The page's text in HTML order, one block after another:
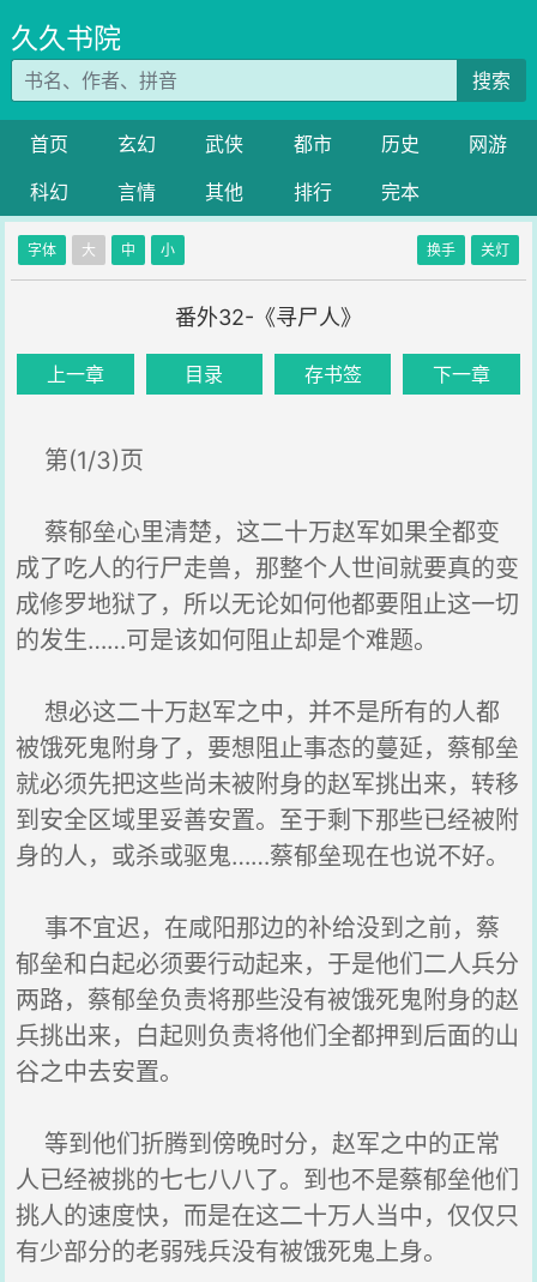
久久书院
搜索
首页 玄幻 武侠 都市 历史
网游
科幻
言情 其他 排行 完本
字体 大 中 小 换手 关灯
番外32-《寻尸人》
上一章 目录 存书签 下一章
第(1/3)页
蔡郁垒心里清楚，这二十万赵军如果全都变
成了吃人的行尸走兽，那整个人世间就要真的变
成修罗地狱了，所以无论如何他都要阻止这一切
的发生……可是该如何阻止却是个难题。
想必这二十万赵军之中，并不是所有的人都
被饿死鬼附身了，要想阻止事态的蔓延，蔡郁垒
就必须先把这些尚未被附身的赵军挑出来，转移
到安全区域里妥善安置。至于剩下那些已经被附
身的人，或杀或驱鬼……蔡郁垒现在也说不好。
事不宜迟，在咸阳那边的补给没到之前，蔡
郁垒和白起必须要行动起来，于是他们二人兵分
两路，蔡郁垒负责将那些没有被饿死鬼附身的赵
兵挑出来，白起则负责将他们全都押到后面的山
谷之中去安置。
等到他们折腾到傍晚时分，赵军之中的正常
人已经被挑的七七八八了。到也不是蔡郁垒他们
挑人的速度快，而是在这二十万人当中，仅仅只
有少部分的老弱残兵没有被饿死鬼上身。